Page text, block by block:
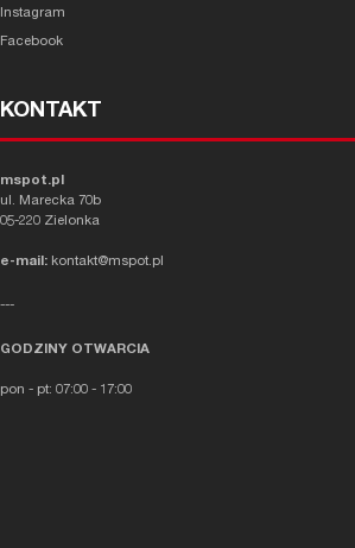
Instagram
Facebook
KONTAKT
mspot.pl
ul. Marecka 70b
05-220 Zielonka
e-mail: kontakt@mspot.pl
---
GODZINY OTWARCIA
pon - pt: 07:00 - 17:00